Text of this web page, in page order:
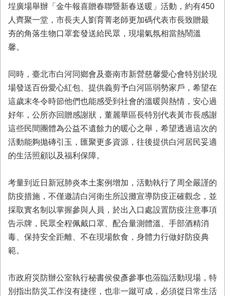
防
新
聞
業
區
便
民
服
務
網
站
覽
回
首
頁
市
府
頁
埕廣場舉辦「金牛報喜贈春聯暨新春送暖」活動，約有450
人齊聚一堂，市長夫人劉育菁老師更加碼代表市長致贈最
夯的角落生物口罩套發送給民眾，現場氣氛相當熱鬧溫
馨。
同時，臺北市白河同鄉會及臺南市新營慈馨愛心會特別於現
場發送百份愛心紅包、提供義剪予白河區弱勢家戶，希望在
這歲末冬令時節他們也能感受到社會的溫暖與熱情，安心過
好年，公所亦回贈感謝狀，董麗華區長特別代表黃市長感謝
這些民間團體為公益不遺餘力的暖心之舉，希望透過這次的
活動能夠拋磚引玉，匯聚更多資源，往後提供白河居民妥適
的生活照顧以及福利保障。
考量到近日新冠肺炎本土案例增加，活動執行了周全嚴謹的
防疫措施，不僅邀請白河衛生所設攤宣導防疫正確觀念，並
採取實名制以掌握參與人員，於出入口處設置防疫注意事項
告示牌，民眾全程佩戴口罩、配合量測體溫、手部酒精消
毒、保持安全距離、不在現場飲食，身體力行做好防疫典
範。
市政府災防辦公室執行秘書侯俊彥參事也蒞臨活動現場，特
別指出防災工作沒有捷徑，也非一蹴可成，必須從日常生活